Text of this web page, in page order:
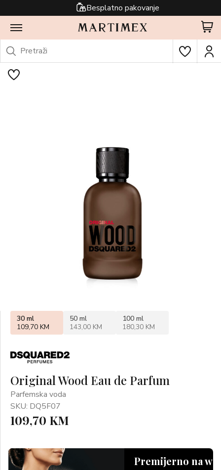
Besplatno pakovanje
Original Wood Eau de Parfum
Parfemska voda
SKU: DQ5F07
109,70 KM
Premijerno na
30 ml
109,70 KM
50 ml
143,00 KM
100 ml
180,30 KM